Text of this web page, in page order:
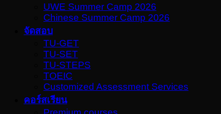
UWE Summer Camp 2026
Chinese Summer Camp 2026
จัดสอบ
TU-GET
TU-SET
TU-STEPS
TOEIC
Customized Assessment Services
คอร์สเรียน